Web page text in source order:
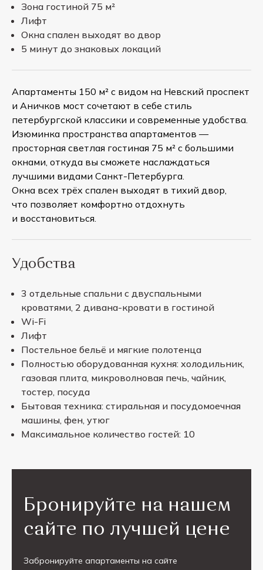
Зона гостиной 75 м²
Лифт
Окна спален выходят во двор
5 минут до знаковых локаций
Апартаменты 150 м² с видом на Невский проспект
и Аничков мост сочетают в себе стиль
петербургской классики и современные удобства.
Изюминка пространства апартаментов —
просторная светлая гостиная 75 м² с большими
окнами, откуда вы сможете наслаждаться
лучшими видами Санкт-Петербурга.
Окна всех трёх спален выходят в тихий двор,
что позволяет комфортно отдохнуть
и восстановиться.
Удобства
3 отдельные спальни с двуспальными
кроватями, 2 дивана-кровати в гостиной
Wi-Fi
Лифт
Постельное бельё и мягкие полотенца
Полностью оборудованная кухня: холодильник,
газовая плита, микроволновая печь, чайник,
тостер, посуда
Бытовая техника: стиральная и посудомоечная
машины, фен, утюг
Максимальное количество гостей: 10
Бронируйте на нашем
сайте по лучшей цене
Забронируйте апартаменты на сайте